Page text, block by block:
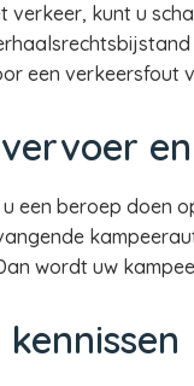
verkeer, kunt u
een verkeersfout
een beroep doen
wordt uw